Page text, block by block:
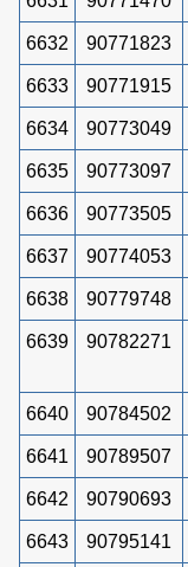
6632 90771823
6633 90771915
6634 90773049
6635 90773097
6636 90773505
6637 90774053
6638 90779748
6639 90782271
6640 90784502
6641 90789507
6642 90790693
6643 90795141